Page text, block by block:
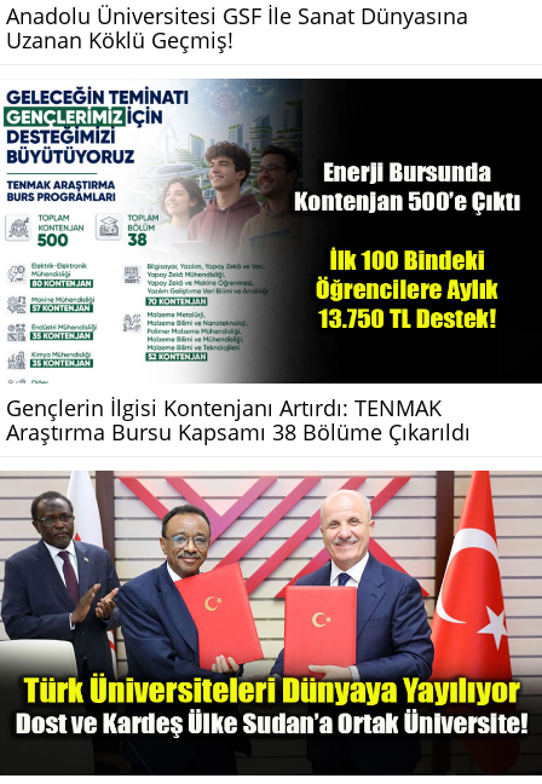
Anadolu Üniversitesi GSF İle Sanat Dünyasına
Uzanan Köklü Geçmiş!
Gençlerin İlgisi Kontenjanı Artırdı: TENMAK
Araştırma Bursu Kapsamı 38 Bölüme Çıkarıldı